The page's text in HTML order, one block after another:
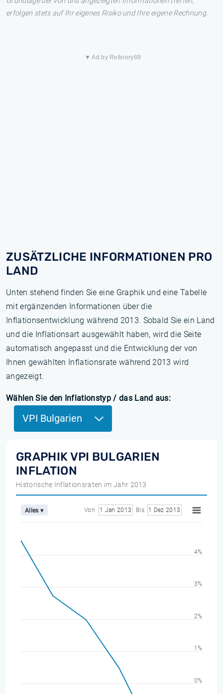
erfolgen stets auf Ihr eigenes Risiko und Ihre eigene Rechnung.
▼ Ad by Refinery89
ZUSÄTZLICHE INFORMATIONEN PRO
LAND
Unten stehend finden Sie eine Graphik und eine Tabelle
mit ergänzenden Informationen über die
Inflationsentwicklung während 2013. Sobald Sie ein Land
und die Inflationsart ausgewählt haben, wird die Seite
automatisch angepasst und die Entwicklung der von
Ihnen gewählten Inflationsrate während 2013 wird
angezeigt.
Wählen Sie den Inflationstyp / das Land aus:
VPI Bulgarien
GRAPHIK VPI BULGARIEN
INFLATION
Historische Inflationsraten im Jahr 2013
Alles ▾ Von 1 Jan 2013 Bis 1 Dez 2013
0%
1%
2%
3%
4%